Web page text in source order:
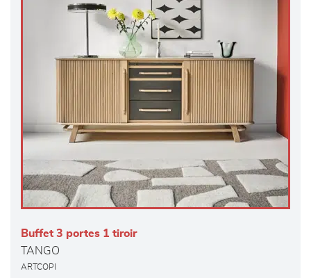
Buffet 3 portes 1 tiroir
TANGO
ARTCOPI